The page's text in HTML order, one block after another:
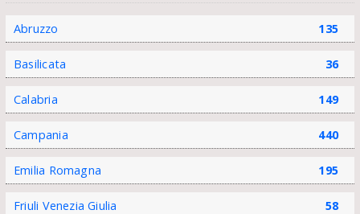
Abruzzo 135
Basilicata 36
Calabria 149
Campania 440
Emilia Romagna 195
Friuli Venezia Giulia 58